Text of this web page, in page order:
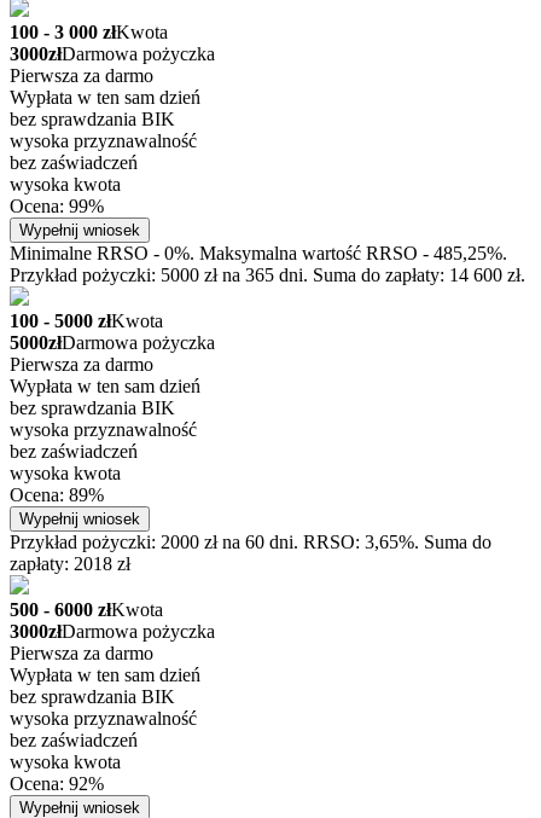
100 - 3 000 złKwota
3000złDarmowa pożyczka
Pierwsza za darmo
Wypłata w ten sam dzień
bez sprawdzania BIK
wysoka przyznawalność
bez zaświadczeń
wysoka kwota
Ocena: 99%
Wypełnij wniosek
Minimalne RRSO - 0%. Maksymalna wartość RRSO - 485,25%.
Przykład pożyczki: 5000 zł na 365 dni. Suma do zapłaty: 14 600 zł.
100 - 5000 złKwota
5000złDarmowa pożyczka
Pierwsza za darmo
Wypłata w ten sam dzień
bez sprawdzania BIK
wysoka przyznawalność
bez zaświadczeń
wysoka kwota
Ocena: 89%
Wypełnij wniosek
Przykład pożyczki: 2000 zł na 60 dni. RRSO: 3,65%. Suma do
zapłaty: 2018 zł
500 - 6000 złKwota
3000złDarmowa pożyczka
Pierwsza za darmo
Wypłata w ten sam dzień
bez sprawdzania BIK
wysoka przyznawalność
bez zaświadczeń
wysoka kwota
Ocena: 92%
Wypełnij wniosek